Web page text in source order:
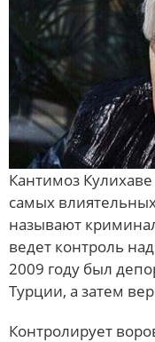
Кантимоз
самых
называют
ведет контроль
2009 году был
Турции, а затем
Контролирует